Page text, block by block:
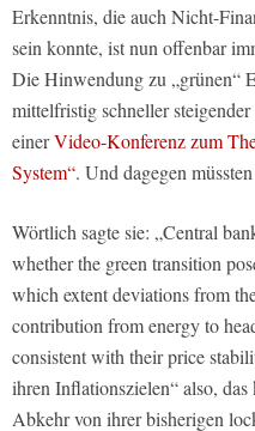
Erkenntnis, die auch Nicht-
sein konnte, ist nun offenbar
Die Hinwendung zu „grünen“
mittelfristig schneller
einerVideo-Konferenz zum
System“. Und dagegen
Wörtlich sagte sie: „Central
whether the green transition
which extent deviations from
contribution from energy to
consistent with their price
ihren Inflationszielen“ also,
Abkehr von ihrer bisherigen